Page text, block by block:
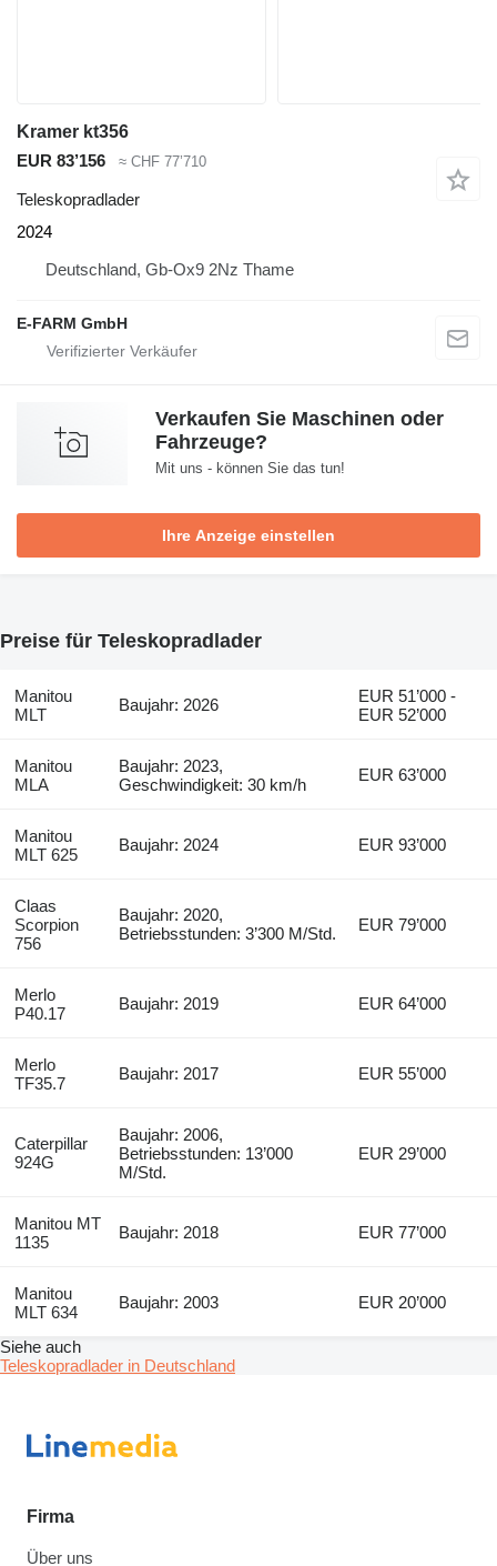
Kramer kt356
EUR 83’156
≈ CHF 77’710
Teleskopradlader
2024
Deutschland, Gb-Ox9 2Nz Thame
E-FARM GmbH
Verkaufen Sie Maschinen oder
Fahrzeuge?
Mit uns - können Sie das tun!
Ihre Anzeige einstellen
Preise für Teleskopradlader
Manitou
MLT
Baujahr: 2026
EUR 51’000 -
EUR 52’000
Manitou
MLA
Baujahr: 2023,
Geschwindigkeit: 30 km/h
EUR 63’000
Manitou
MLT 625
Baujahr: 2024 EUR 93’000
Claas
Scorpion
756
Baujahr: 2020,
Betriebsstunden: 3’300 M/Std.
EUR 79’000
Merlo
P40.17
Baujahr: 2019 EUR 64’000
Merlo
TF35.7
Baujahr: 2017 EUR 55’000
Caterpillar
924G
Baujahr: 2006,
Betriebsstunden: 13’000
M/Std.
EUR 29’000
Manitou MT
1135
Baujahr: 2018 EUR 77’000
Manitou
MLT 634
Baujahr: 2003 EUR 20’000
Siehe auch
Teleskopradlader in Deutschland
Firma
Über uns